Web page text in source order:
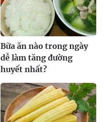
Bữa ăn nào trong ngày
dễ làm tăng đường
huyết nhất?